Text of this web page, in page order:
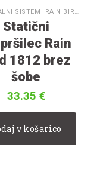
NAMAKALNI SISTEMI RAIN BIRD
Statični
Rain
1812 brez
šobe
33.35 €
v košarico